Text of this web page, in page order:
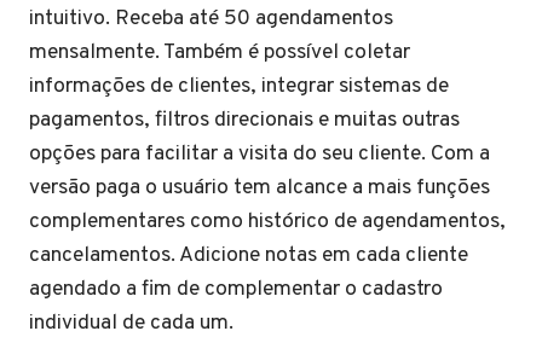
intuitivo. Receba até 50 agendamentos
mensalmente. Também é possível coletar
informações de clientes, integrar sistemas de
pagamentos, filtros direcionais e muitas outras
opções para facilitar a visita do seu cliente. Com a
versão paga o usuário tem alcance a mais funções
complementares como histórico de agendamentos,
cancelamentos. Adicione notas em cada cliente
agendado a fim de complementar o cadastro
individual de cada um.